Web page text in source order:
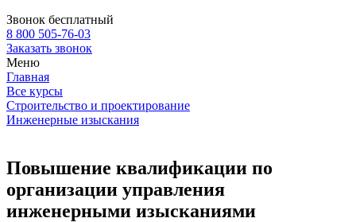
Звонок бесплатный
8 800 505-76-03
Заказать звонок
Меню
Главная
Все курсы
Строительство и проектирование
Инженерные изыскания
Повышение квалификации по
организации управления
инженерными изысканиями